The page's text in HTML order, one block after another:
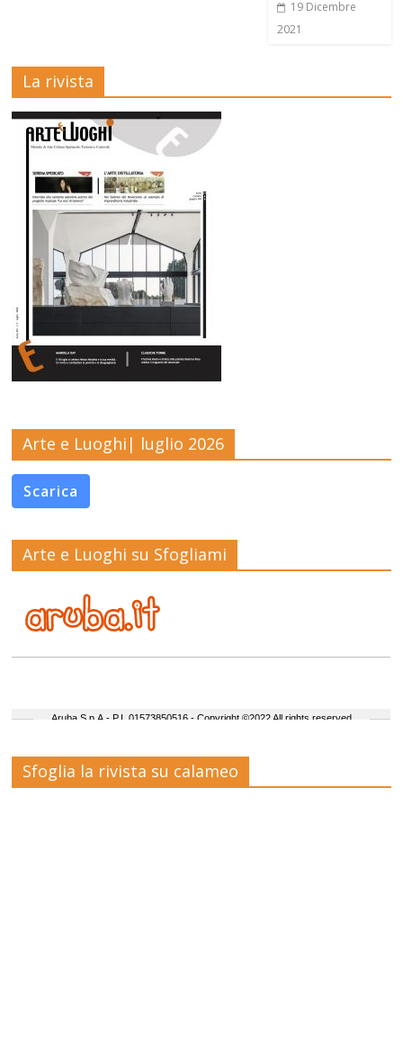
19 Dicembre
2021
La rivista
Arte e Luoghi| luglio 2026
Scarica
Arte e Luoghi su Sfogliami
Sfoglia la rivista su calameo